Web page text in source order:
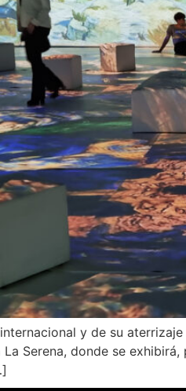
y de su
Serena, donde se